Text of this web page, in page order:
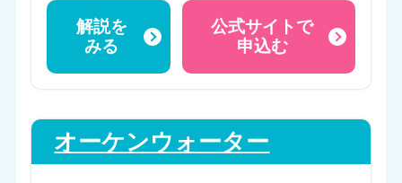
解説を
みる
公式サイトで
申込む
オーケンウォーター